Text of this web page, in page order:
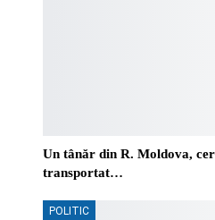
Un tânăr din R. Moldova,
transportat…
POLITIC